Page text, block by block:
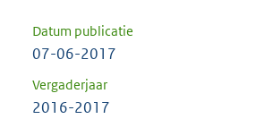
Datum publicatie
07-06-2017
Vergaderjaar
2016-2017